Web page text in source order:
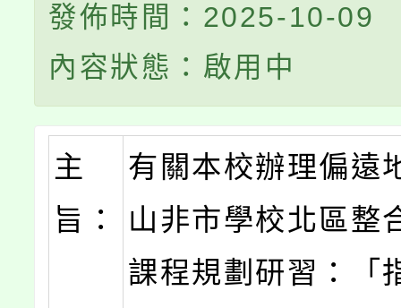
發佈時間：2025-10-09
內容狀態：啟用中
主
旨：
有關本校辦理偏遠
山非市學校北區整
課程規劃研習：「